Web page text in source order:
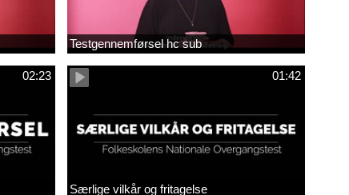
Testgennemførsel hc sub
02:23 01:42
Særlige vilkår og fritagelse